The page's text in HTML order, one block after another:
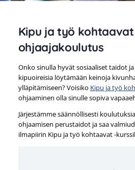
Kipu ja työ
ohjaajakoulutus
Onko sinulla hyvät sosiaaliset taidot
kipuoireisia löytämään keinoja
ylläpitämiseen? Voisiko Kipu ja työ
ohjaaminen olla sinulle sopiva
Järjestämme säännöllisesti
ohjaamisen perustaidot ja saa
ilmapiirin Kipu ja työ kohtaavat -